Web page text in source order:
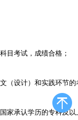
考试，成绩合格；
设计）和实践环节的
承认学历的专科及以